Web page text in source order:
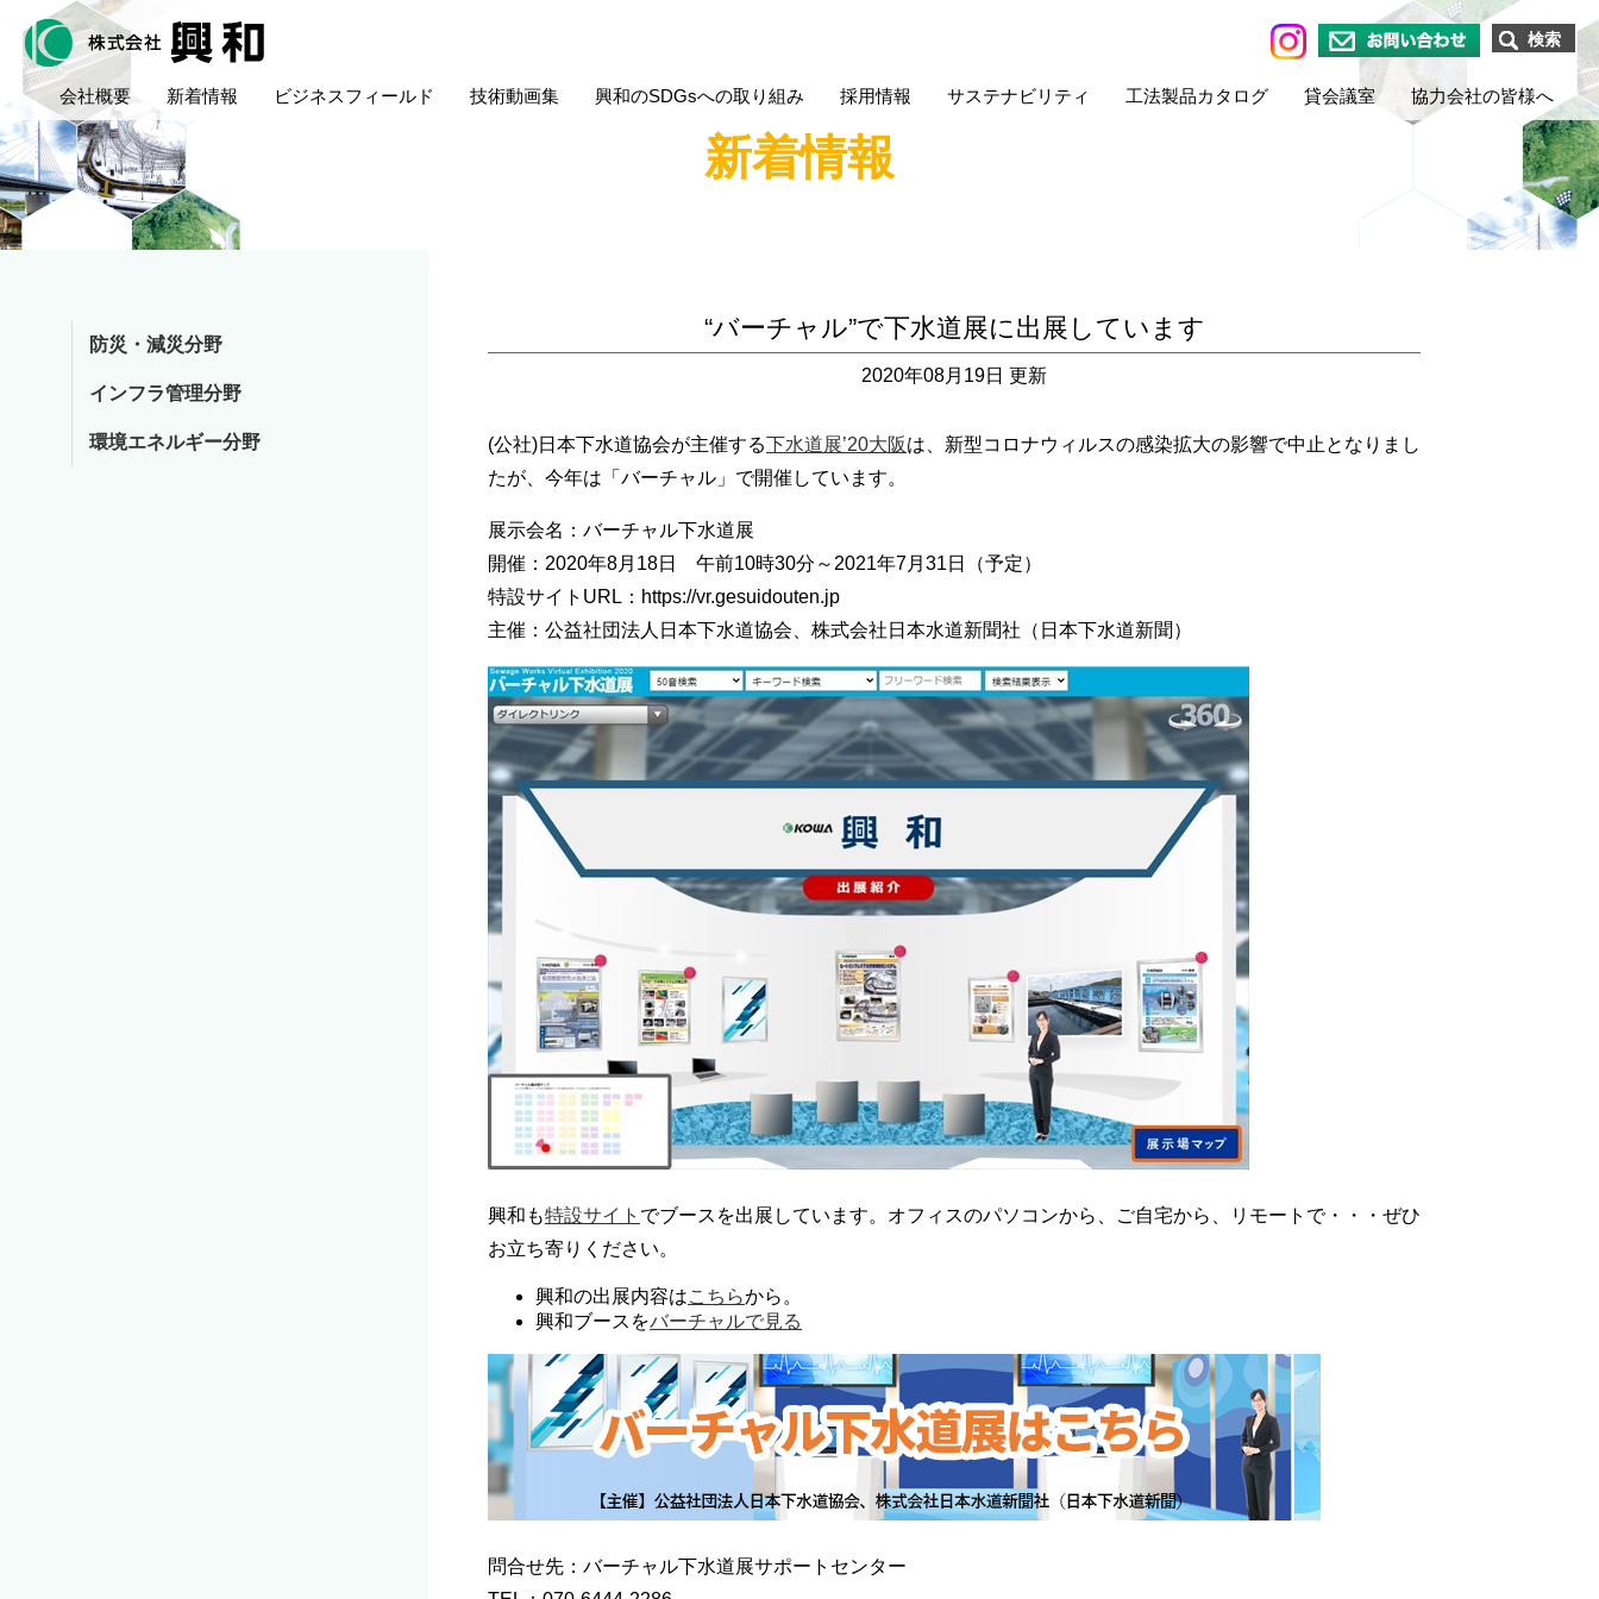
お問い合わせ
検索
会社概要 新着情報 ビジネスフィールド 技術動画集 興和のSDGsへの取り組み 採用情報 サステナビリティ 工法製品カタログ 貸会議室 協力会社の皆様へ
新着情報
“バーチャル”で下水道展に出展しています
2020年08月19日 更新
(公社)日本下水道協会が主催する下水道展’20大阪は、新型コロナウィルスの感染拡大の影響で中止となりまし
たが、今年は「バーチャル」で開催しています。
展示会名：バーチャル下水道展
開催：2020年8月18日 午前10時30分～2021年7月31日（予定）
特設サイトURL：https://vr.gesuidouten.jp
主催：公益社団法人日本下水道協会、株式会社日本水道新聞社（日本下水道新聞）
興和も特設サイト でブースを出展しています。オフィスのパソコンから、ご自宅から、リモートで・・・ぜひ
お立ち寄りください。
興和の出展内容はこちらから。
興和ブースをバーチャルで見る
問合せ先：バーチャル下水道展サポートセンター
防災・減災分野
インフラ管理分野
環境エネルギー分野